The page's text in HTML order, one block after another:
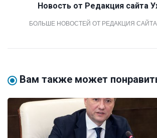
Новость от Редакция сайта
БОЛЬШЕ НОВОСТЕЙ ОТ РЕДАКЦИЯ САЙТА
Вам также может